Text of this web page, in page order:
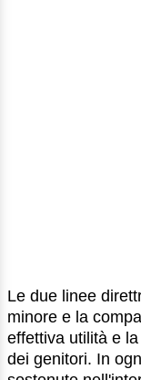
Le due linee
minore e la
effettiva utilità e
dei genitori. In